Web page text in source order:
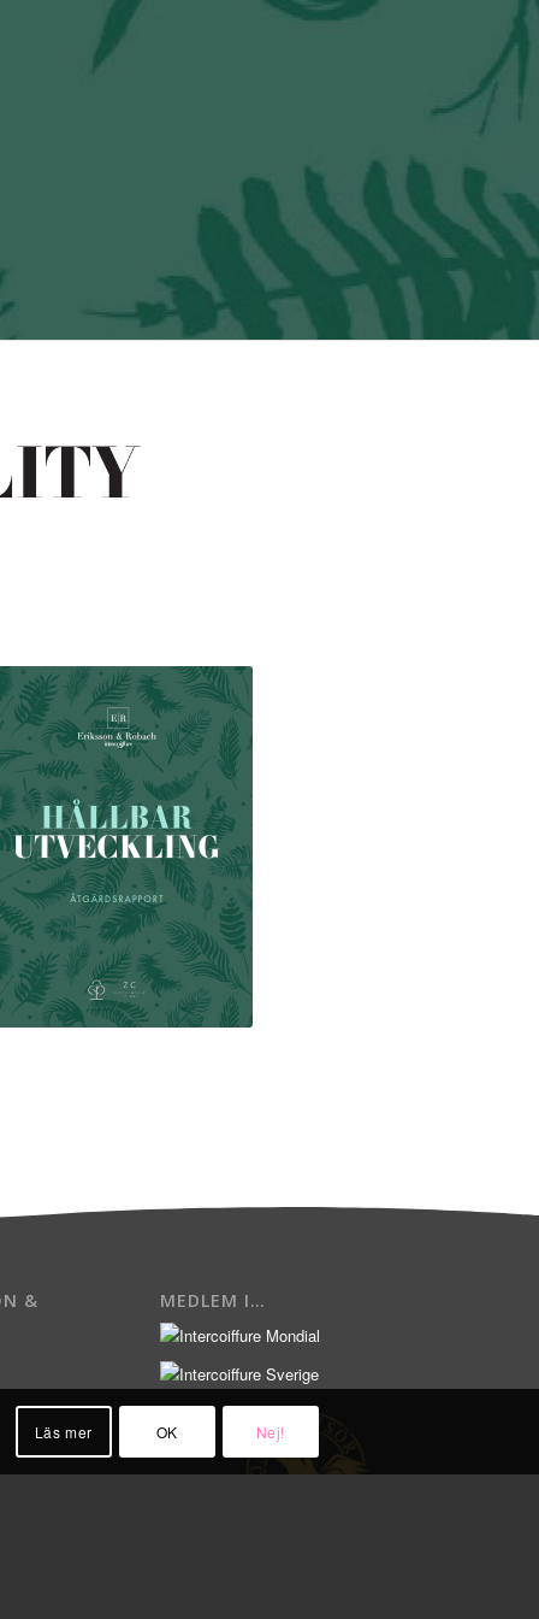
& MEDLEM I…
Läs mer OK Nej!